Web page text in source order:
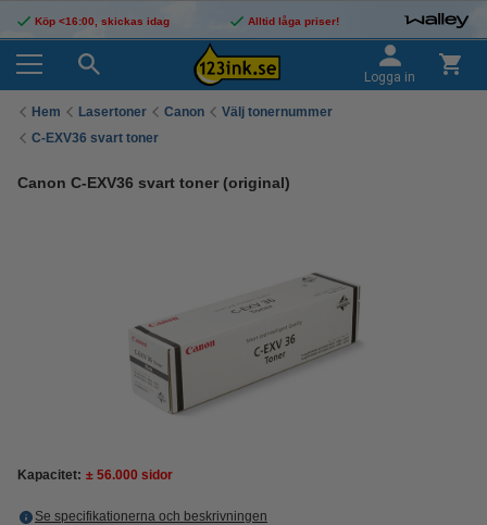
Köp <16:00, skickas idag Alltid låga priser!
Logga in
Hem Lasertoner Canon
Välj tonernummer
C-EXV36 svart toner
Canon C-EXV36 svart toner (original)
Kapacitet: ± 56.000 sidor
Se specifikationerna och beskrivningen